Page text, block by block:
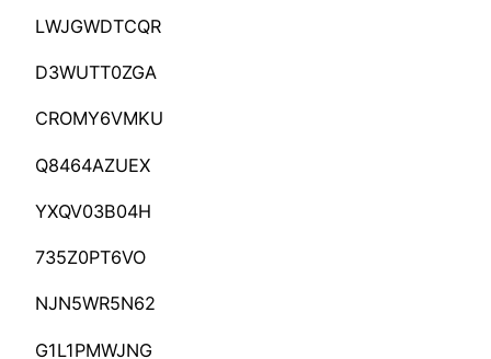
LWJGWDTCQR
D3WUTT0ZGA
CROMY6VMKU
Q8464AZUEX
YXQV03B04H
735Z0PT6VO
NJN5WR5N62
G1L1PMWJNG